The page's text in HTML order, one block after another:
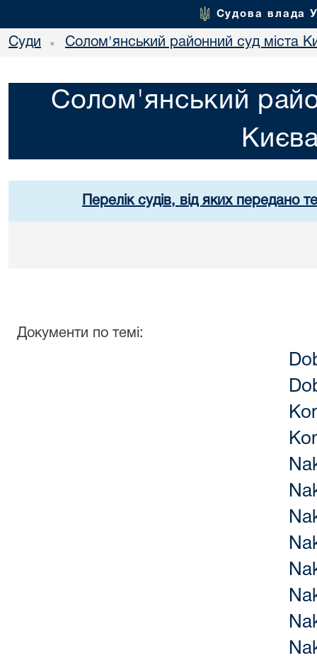
Судова влада
Суди • Солом'янський районний суд міста
Солом'янський
Перелік судів, від яких передано
Документи по темі: